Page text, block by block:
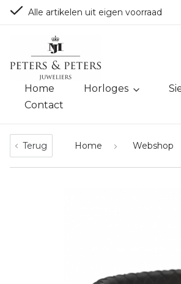
Alle artikelen uit eigen voorraad
Home Horloges
Contact
Terug Home Webshop